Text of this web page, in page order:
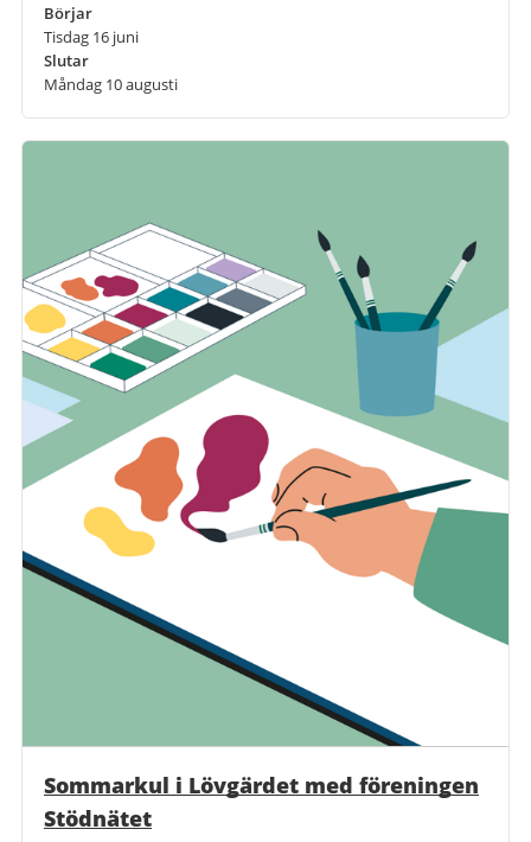
Börjar
Tisdag 16 juni
Slutar
Måndag 10 augusti
Sommarkul i Lövgärdet med föreningen
Stödnätet